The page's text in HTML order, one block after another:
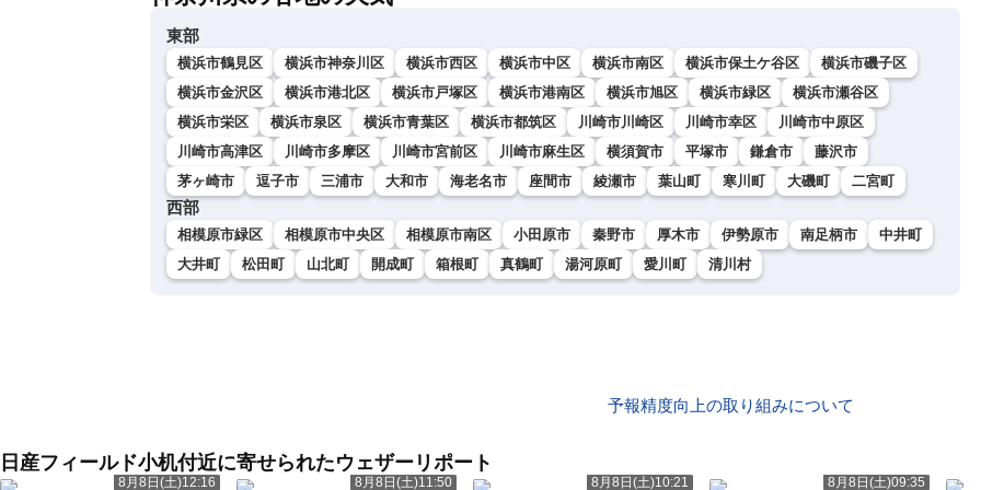
東部
横浜市鶴見区 横浜市神奈川区 横浜市西区 横浜市中区 横浜市南区 横浜市保土ケ谷区
横浜市磯子区
横浜市金沢区
横浜市港北区 横浜市戸塚区 横浜市港南区 横浜市旭区 横浜市緑区
横浜市瀬谷区
横浜市栄区
横浜市泉区 横浜市青葉区 横浜市都筑区 川崎市川崎区 川崎市幸区
川崎市中原区
川崎市高津区
川崎市多摩区 川崎市宮前区 川崎市麻生区 横須賀市 平塚市 鎌倉市
藤沢市
茅ヶ崎市
逗子市 三浦市 大和市 海老名市 座間市 綾瀬市 葉山町 寒川町 大磯町 二宮町
西部
相模原市緑区 相模原市中央区 相模原市南区 小田原市 秦野市 厚木市 伊勢原市 南足柄市
中井町
大井町
松田町 山北町 開成町 箱根町 真鶴町 湯河原町 愛川町 清川村
予報精度向上の取り組みについて
日産フィールド小机付近に寄せられたウェザーリポート
8月8日(土)12:16 8月8日(土)11:50 8月8日(土)10:21 8月8日(土)09:35